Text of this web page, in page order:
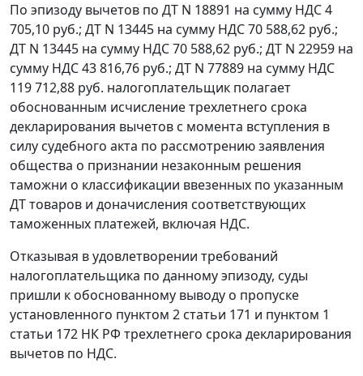
По эпизоду вычетов по ДТ N 18891 на сумму НДС 4
705,10 руб.; ДТ N 13445 на сумму НДС 70 588,62 руб.;
ДТ N 13445 на сумму НДС 70 588,62 руб.; ДТ N 22959 на
сумму НДС 43 816,76 руб.; ДТ N 77889 на сумму НДС
119 712,88 руб. налогоплательщик полагает
обоснованным исчисление трехлетнего срока
декларирования вычетов с момента вступления в
силу судебного акта по рассмотрению заявления
общества о признании незаконным решения
таможни о классификации ввезенных по указанным
ДТ товаров и доначисления соответствующих
таможенных платежей, включая НДС.
Отказывая в удовлетворении требований
налогоплательщика по данному эпизоду, суды
пришли к обоснованному выводу о пропуске
установленного пунктом 2 статьи 171 и пунктом 1
статьи 172 НК РФ трехлетнего срока декларирования
вычетов по НДС.